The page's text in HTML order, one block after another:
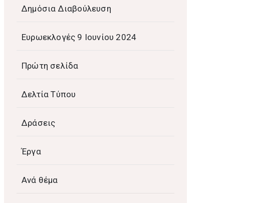
Δημόσια Διαβούλευση
Ευρωεκλογές 9 Ιουνίου 2024
Πρώτη σελίδα
Δελτία Τύπου
Δράσεις
Έργα
Ανά θέμα